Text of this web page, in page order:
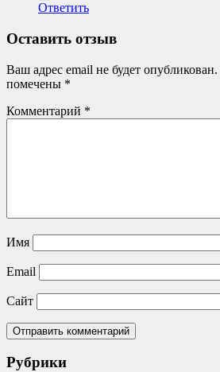
Ответить
Оставить отзыв
Ваш адрес email не будет опубликован.
помечены *
Комментарий *
Имя
Email
Сайт
Рубрики